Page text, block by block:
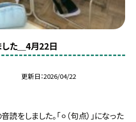
た＿4月22日
更新日 2026/04/22
読をしました。「⚪︎（句点）」になった